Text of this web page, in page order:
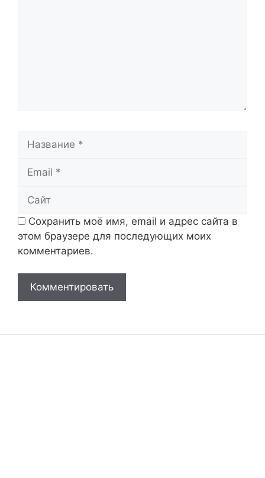
Сохранить моё имя, email и адрес сайта в
этом браузере для последующих моих
комментариев.